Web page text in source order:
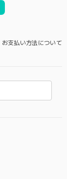
お支払い方法について